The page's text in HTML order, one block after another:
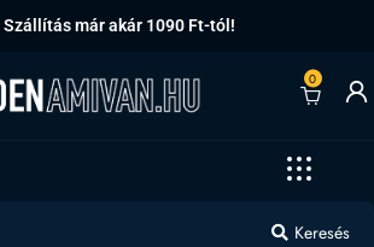
Szállítás már akár 1090 Ft-tól!
0
Keresés